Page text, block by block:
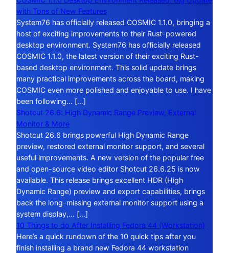
with Tons of New Features
System76 has officially released COSMIC 1.1.0, bringing a
host of exciting improvements to their Rust-powered
desktop environment. System76 has officially released
COSMIC 1.1.0, the latest version of their exciting Rust-
based desktop environment. This solid update brings
many practical improvements across the board, making
COSMIC even more polished and enjoyable to use. I have
been following… […]
Shotcut 26.6: High Dynamic Range Preview, External
Monitor & More
Shotcut 26.6 brings powerful High Dynamic Range
preview, restored external monitor support, and several
useful improvements. A new version of the popular free
and open-source video editor Shotcut 26.6.25 is now
available. This release brings excellent HDR (High
Dynamic Range) preview and export capabilities, brings
back the long-missing external monitor support using a
system display,… […]
10 Things to do After Installing Fedora 44 (Workstation)
Here’s a quick rundown of the 10 quick tips after you
finish installing a brand new Fedora 44 workstation